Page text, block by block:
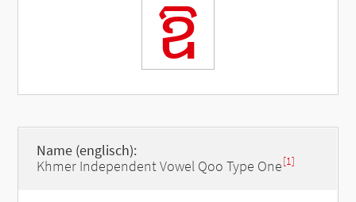
ឱ
Name (englisch):
Khmer Independent Vowel Qoo Type One[1]